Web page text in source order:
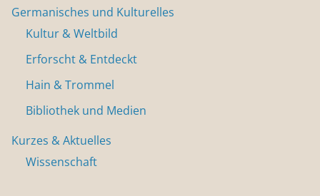
Germanisches und Kulturelles
Kultur & Weltbild
Erforscht & Entdeckt
Hain & Trommel
Bibliothek und Medien
Kurzes & Aktuelles
Wissenschaft